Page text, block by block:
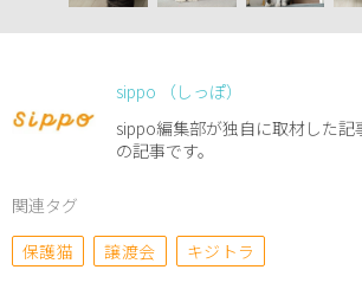
sippo （しっぽ）
sippo編集部が独自に取材した記
の記事です。
関連タグ
保護猫
譲渡会 キジトラ